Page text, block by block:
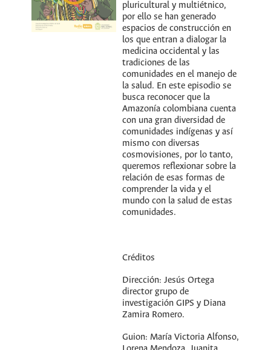
pluricultural y multiétnico,
por ello se han generado
espacios de construcción en
los que entran a dialogar la
medicina occidental y las
tradiciones de las
comunidades en el manejo de
la salud. En este episodio se
busca reconocer que la
Amazonía colombiana cuenta
con una gran diversidad de
comunidades indígenas y así
mismo con diversas
cosmovisiones, por lo tanto,
queremos reflexionar sobre la
relación de esas formas de
comprender la vida y el
mundo con la salud de estas
comunidades.
Créditos
Dirección: Jesús Ortega
director grupo de
investigación GIPS y Diana
Zamira Romero.
Guion: María Victoria Alfonso,